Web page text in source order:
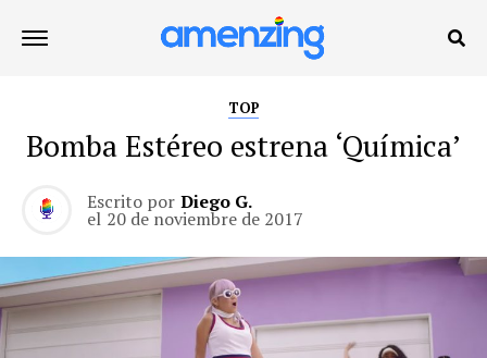
TOP
Bomba Estéreo estrena ‘Química’
Escrito por Diego G.
el 20 de noviembre de 2017